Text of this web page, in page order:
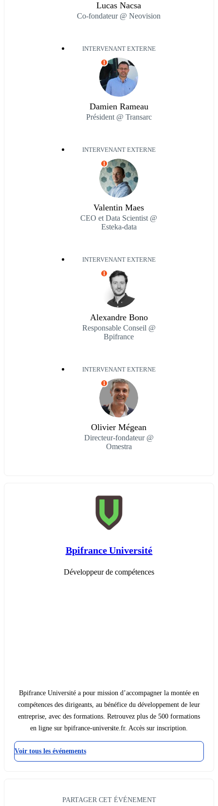
Lucas Nacsa
Co-fondateur @ Neovision
INTERVENANT EXTERNE
I
Damien Rameau
Président @ Transarc
INTERVENANT EXTERNE
I
Valentin Maes
CEO et Data Scientist @
Esteka-data
INTERVENANT EXTERNE
I
Alexandre Bono
Responsable Conseil @
Bpifrance
INTERVENANT EXTERNE
I
Olivier Mégean
Directeur-fondateur @
Omestra
Bpifrance Université
Développeur de compétences
Bpifrance Université a pour mission d’accompagner la montée en
compétences des dirigeants, au bénéfice du développement de leur
entreprise, avec des formations. Retrouvez plus de 500 formations
en ligne sur bpifrance-universite.fr. Accès sur inscription.
Voir tous les événements
PARTAGER CET ÉVÉNEMENT